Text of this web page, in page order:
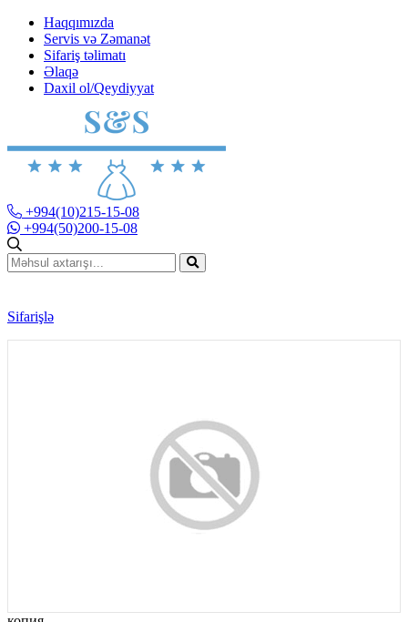
Haqqımızda
Servis və Zəmanət
Sifariş təlimatı
Əlaqə
Daxil ol/Qeydiyyat
+994(10)215-15-08
+994(50)200-15-08
Sifarişlə